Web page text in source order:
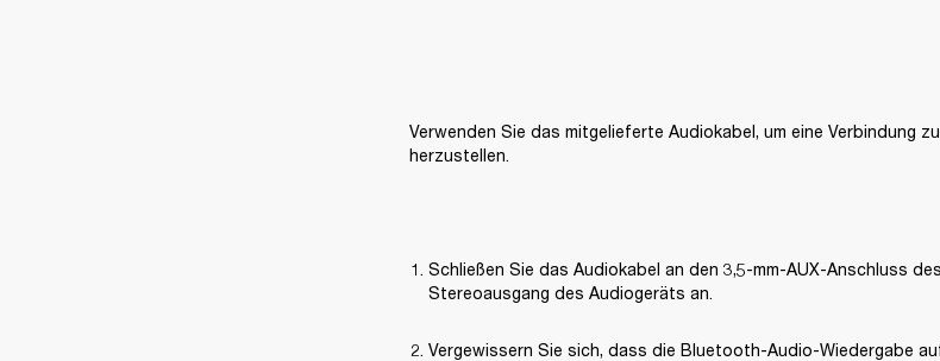
Verwenden Sie das mitgelieferte Audiokabel, um eine Verbindung
herzustellen.
Schließen Sie das Audiokabel an den 3,5-mm-AUX-Anschluss
Stereoausgang des Audiogeräts an.
Vergewissern Sie sich, dass die Bluetooth-Audio-Wiedergabe